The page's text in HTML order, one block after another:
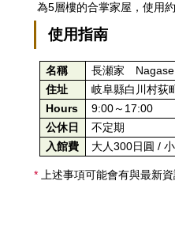
為5層樓的合掌家屋，使用
使用指南
名稱
長瀬家 Nagase
住址
岐阜縣白川村荻
Hours
9:00～17:00
公休日
不定期
入館費
大人300日圓 /
* 上述事項可能會有與最新